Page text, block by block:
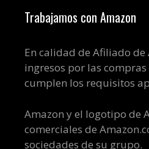
Trabajamos con Amazon
En calidad de Afiliado de
ingresos por las
cumplen los requisitos
Amazon y el logotipo de
comerciales de
sociedades de su grupo.